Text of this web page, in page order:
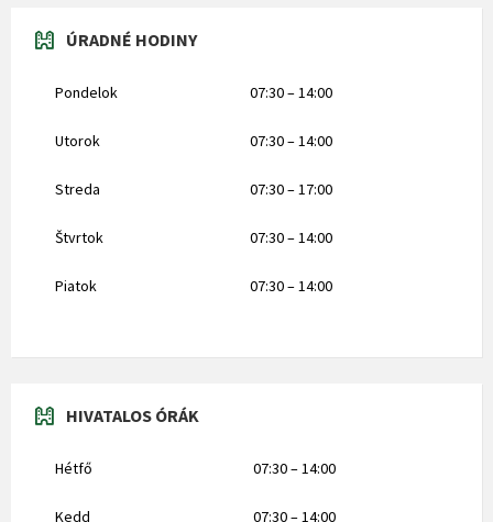
ÚRADNÉ HODINY
Pondelok 07:30 – 14:00
Utorok 07:30 – 14:00
Streda 07:30 – 17:00
Štvrtok 07:30 – 14:00
Piatok 07:30 – 14:00
HIVATALOS ÓRÁK
Hétfő 07:30 – 14:00
Kedd 07:30 – 14:00